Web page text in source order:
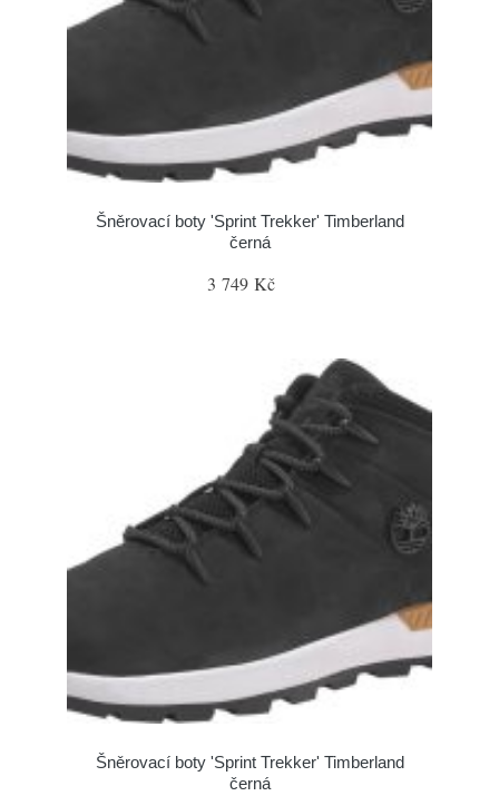
Šněrovací boty 'Sprint Trekker' Timberland
černá
3 749 Kč
Šněrovací boty 'Sprint Trekker' Timberland
černá